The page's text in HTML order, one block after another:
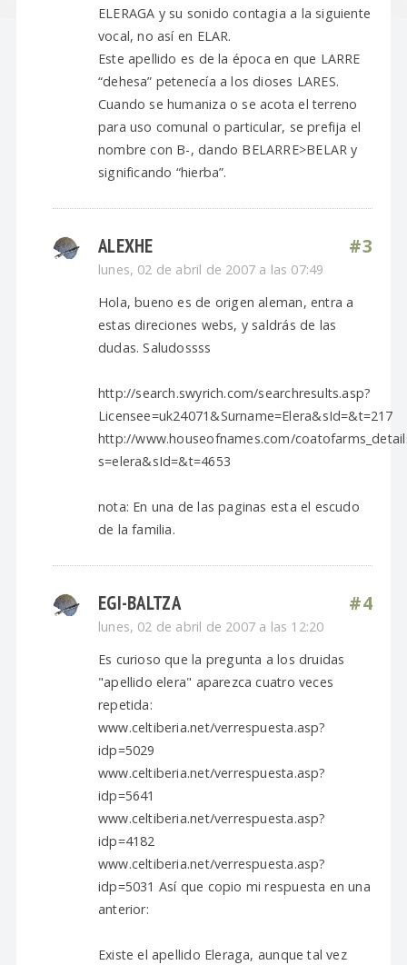
ELERAGA y su sonido contagia a la siguiente
vocal, no así en ELAR.
Este apellido es de la época en que LARRE
“dehesa” petenecía a los dioses LARES.
Cuando se humaniza o se acota el terreno
para uso comunal o particular, se prefija el
nombre con B-, dando BELARRE>BELAR y
significando “hierba”.
#3
ALEXHE
lunes, 02 de abril de 2007 a las 07:49
Hola, bueno es de origen aleman, entra a
estas direciones webs, y saldrás de las
dudas. Saludossss
http://search.swyrich.com/searchresults.asp?
Licensee=uk24071&Surname=Elera&sId=&t=217
http://www.houseofnames.com/
s=elera&sId=&t=4653
nota: En una de las paginas esta el escudo
de la familia.
#4
EGI-BALTZA
lunes, 02 de abril de 2007 a las 12:20
Es curioso que la pregunta a los druidas
"apellido elera" aparezca cuatro veces
repetida:
www.celtiberia.net/verrespuesta.asp?
idp=5029
www.celtiberia.net/verrespuesta.asp?
idp=5641
www.celtiberia.net/verrespuesta.asp?
idp=4182
www.celtiberia.net/verrespuesta.asp?
idp=5031 Así que copio mi respuesta en una
anterior:
Existe el apellido Eleraga, aunque tal vez